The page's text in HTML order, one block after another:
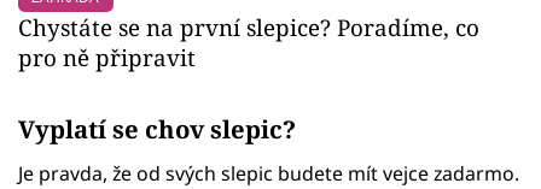
Chystáte se na první slepice? Poradíme, co
pro ně připravit
Vyplatí se chov slepic?
Je pravda, že od svých slepic budete mít vejce zadarmo.